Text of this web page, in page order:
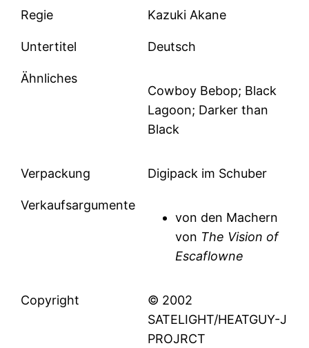
Regie Kazuki Akane
Untertitel Deutsch
Ähnliches
Cowboy Bebop; Black
Lagoon; Darker than
Black
Verpackung Digipack im Schuber
Verkaufsargumente
von den Machern
von The Vision of
Escaflowne
Copyright
© 2002
SATELIGHT/HEATGUY-J
PROJRCT